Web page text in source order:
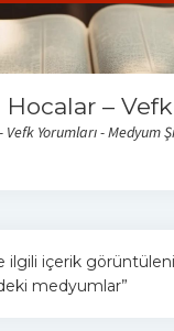
Hocalar –
Yorumları - Medyum
ilgili içerik
medyumlar”